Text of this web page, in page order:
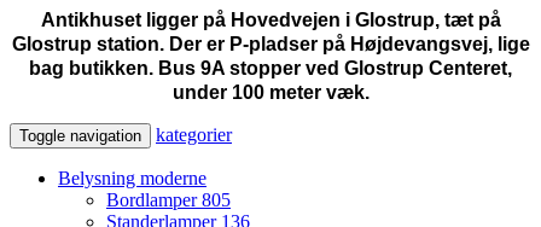
Antikhuset ligger på Hovedvejen i Glostrup, tæt på
Glostrup station. Der er P-pladser på Højdevangsvej, lige
bag butikken. Bus 9A stopper ved Glostrup Centeret,
under 100 meter væk.
Toggle navigation kategorier
Belysning moderne
Bordlamper805
Standerlamper 136